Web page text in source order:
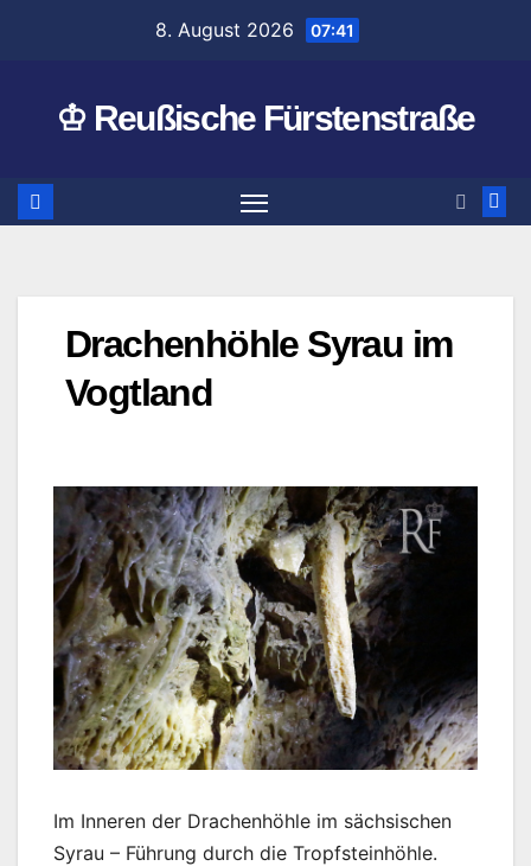
8. August 2026 07:41
♔ Reußische Fürstenstraße
Drachenhöhle Syrau im
Vogtland
Im Inneren der Drachenhöhle im sächsischen
Syrau – Führung durch die Tropfsteinhöhle.